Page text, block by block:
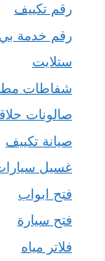
رقم تكييف
رقم خدمة
ستلايت
شفاطات
صالونات
صيانة تكييف
غسيل
فتح ابواب
فتح سيارة
فلاتر مياه